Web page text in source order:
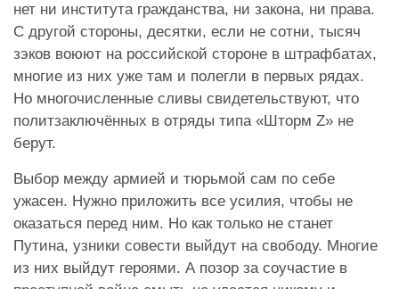
нет ни института гражданства, ни закона, ни права.
С другой стороны, десятки, если не сотни, тысяч
зэков воюют на российской стороне в штрафбатах,
многие из них уже там и полегли в первых рядах.
Но многочисленные сливы свидетельствуют, что
политзаключённых в отряды типа «Шторм Z» не
берут.
Выбор между армией и тюрьмой сам по себе
ужасен. Нужно приложить все усилия, чтобы не
оказаться перед ним. Но как только не станет
Путина, узники совести выйдут на свободу. Многие
из них выйдут героями. А позор за соучастие в